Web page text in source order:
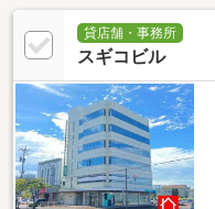
貸店舗・事務所
スギコビル